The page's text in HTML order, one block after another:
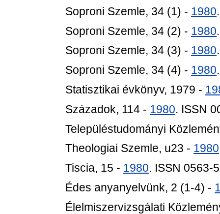
Soproni Szemle, 34 (1) - 1980.
Soproni Szemle, 34 (2) - 1980.
Soproni Szemle, 34 (3) - 1980.
Soproni Szemle, 34 (4) - 1980.
Statisztikai évkönyv, 1979 -
Századok, 114 - 1980. ISSN
Településtudományi
Theologiai Szemle, u23 - 1980
Tiscia, 15 - 1980. ISSN 0563-
Édes anyanyelvünk, 2 (1-4) -
Élelmiszervizsgálati